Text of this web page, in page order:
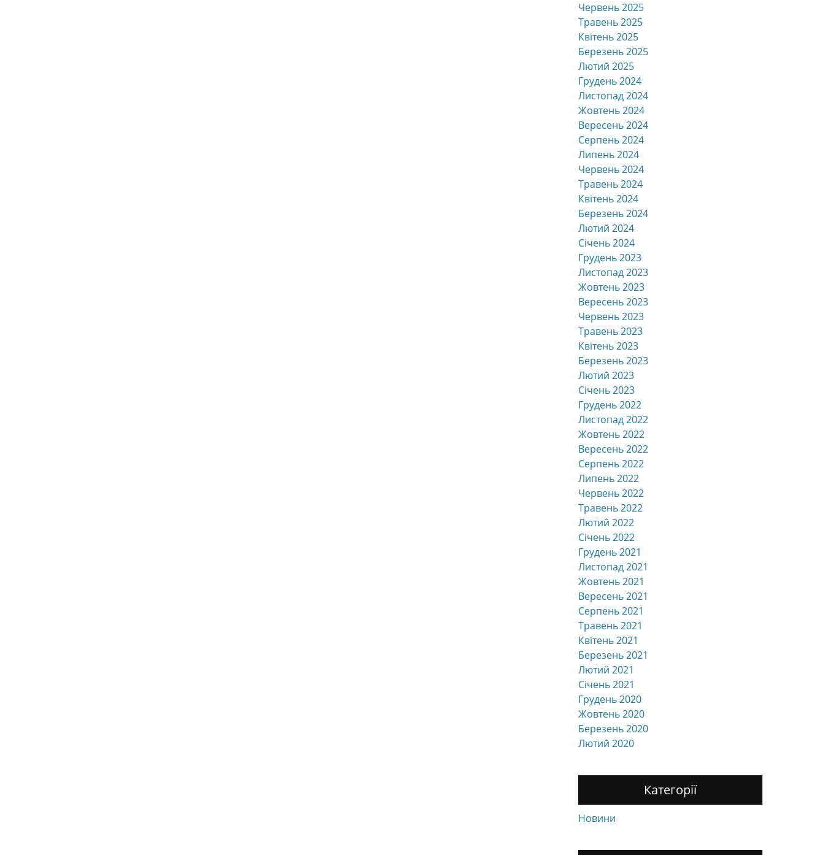
Червень 2025
Травень 2025
Квітень 2025
Березень 2025
Лютий 2025
Грудень 2024
Листопад 2024
Жовтень 2024
Вересень 2024
Серпень 2024
Липень 2024
Червень 2024
Травень 2024
Квітень 2024
Березень 2024
Лютий 2024
Січень 2024
Грудень 2023
Листопад 2023
Жовтень 2023
Вересень 2023
Червень 2023
Травень 2023
Квітень 2023
Березень 2023
Лютий 2023
Січень 2023
Грудень 2022
Листопад 2022
Жовтень 2022
Вересень 2022
Серпень 2022
Липень 2022
Червень 2022
Травень 2022
Лютий 2022
Січень 2022
Грудень 2021
Листопад 2021
Жовтень 2021
Вересень 2021
Серпень 2021
Травень 2021
Квітень 2021
Березень 2021
Лютий 2021
Січень 2021
Грудень 2020
Жовтень 2020
Березень 2020
Лютий 2020
Категорії
Новини